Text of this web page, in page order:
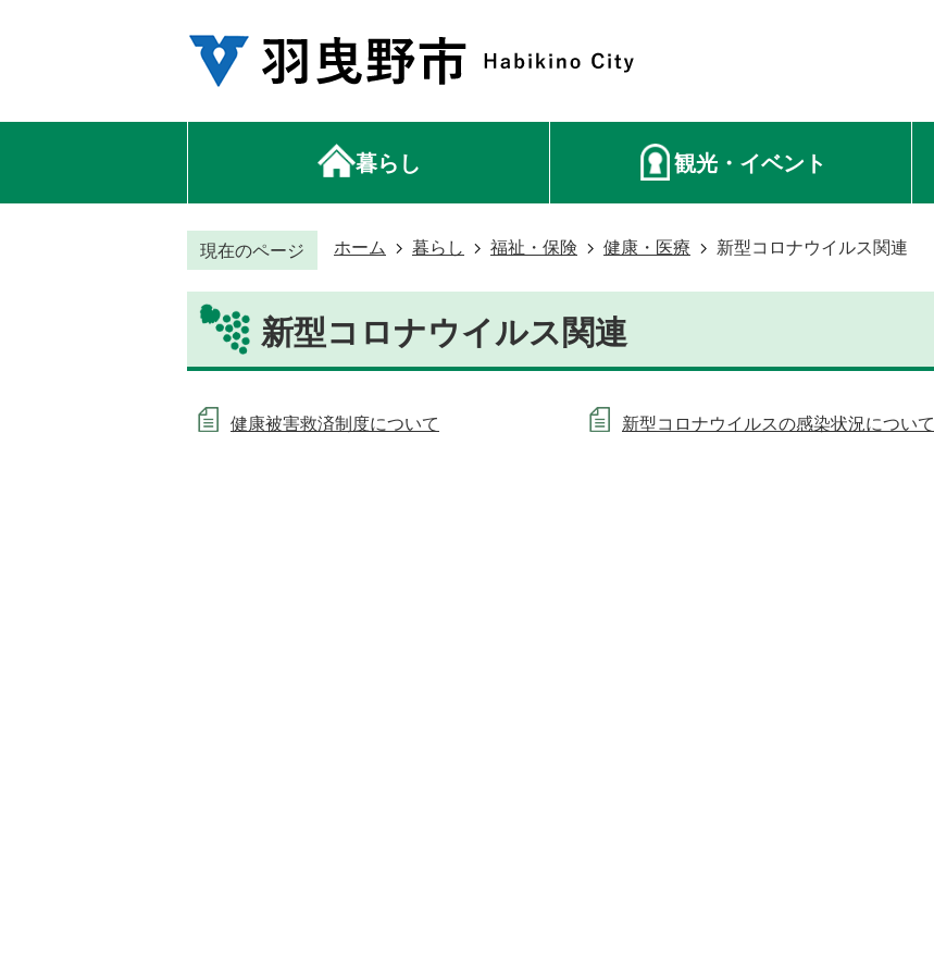
暮らし 観光・イベント
現在のページ ホーム 暮らし 福祉・保険 健康・医療 新型コロナウイルス関連
新型コロナウイルス関連
健康被害救済制度について 新型コロナウイルスの感染状況について